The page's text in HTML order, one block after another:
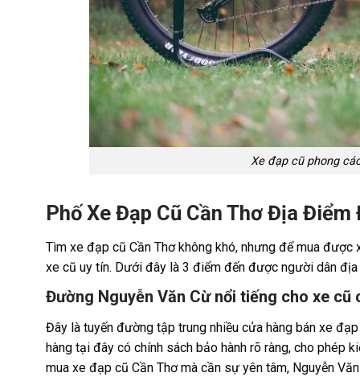
Xe đạp cũ phong
Phố Xe Đạp Cũ Cần Thơ Địa
Tìm xe đạp cũ Cần Thơ không khó, nhưng để mua được
xe cũ uy tín. Dưới đây là 3 điểm đến được người dân
Đường Nguyễn Văn Cừ nổi tiếng cho xe cũ
Đây là tuyến đường tập trung nhiều cửa hàng bán xe
hàng tại đây có chính sách bảo hành rõ ràng, cho phép
mua xe đạp cũ Cần Thơ mà cần sự yên tâm, Nguyễn